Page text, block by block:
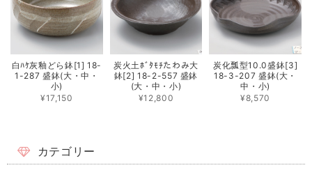
白ﾊｹ灰釉どら鉢[1] 18-
1-287 盛鉢(大・中・
小)
¥17,150
炭火土ﾎﾞﾀﾓﾁたわみ大
鉢[2] 18-2-557 盛鉢
(大・中・小)
¥12,800
炭化瓢型10.0盛鉢[3]
18-3-207 盛鉢(大・
中・小)
¥8,570
カテゴリー